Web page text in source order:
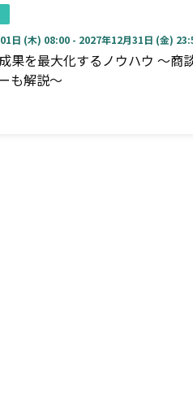
日 (木) 08:00 - 2027年12月31日 (金)
果を最大化するノウハウ ～商
も解説～